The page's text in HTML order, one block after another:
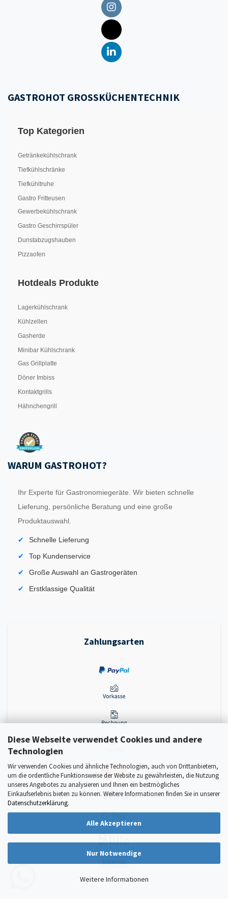
Diese Webseite verwendet Cookies und andere
Technologien
Wir verwenden Cookies und ähnliche Technologien, auch von Drittanbietern,
um die ordentliche Funktionsweise der Website zu gewährleisten, die Nutzung
unseres Angebotes zu analysieren und Ihnen ein bestmögliches
Einkaufserlebnis bieten zu können. Weitere Informationen finden Sie in unserer
Datenschutzerklärung.
Alle Akzeptieren
Nur Notwendige
Weitere Informationen
GASTROHOT GROSSKÜCHENTECHNIK
Top Kategorien
Getränkekühlschrank
Tiefkühlschränke
Tiefkühltruhe
Gastro Fritteusen
Gewerbekühlschrank
Gastro Geschirrspüler
Dunstabzugshauben
Pizzaofen
Hotdeals Produkte
Lagerkühlschrank
Kühlzellen
Gasherde
Minibar Kühlschrank
Gas Grillplatte
Döner Imbiss
Kontaktgrills
Hähnchengrill
WARUM GASTROHOT?
Ihr Experte für Gastronomiegeräte. Wir bieten schnelle
Lieferung, persönliche Beratung und eine große
Produktauswahl.
Schnelle Lieferung
Top Kundenservice
Große Auswahl an Gastrogeräten
Erstklassige Qualität
Zahlungsarten